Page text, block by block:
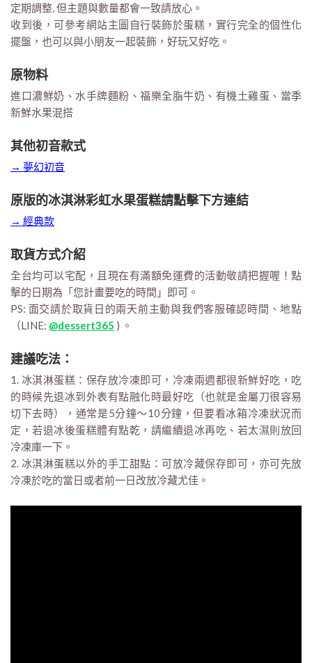
定期調整, 但主題與數量都會一致請放心。
收到後，可參考網站主圖自行裝飾於蛋糕，實行完全的個性化
擺盤，也可以與小朋友一起裝飾，好玩又好吃。
原物料
進口濃鮮奶、水手牌麵粉、福樂全脂牛奶、有機土雞蛋、當季
新鮮水果混搭
其他初音款式
→ 夢幻初音
原版的冰淇淋彩虹水果蛋糕請點擊下方連結
→ 經典款
取貨方式介紹
全台均可以宅配，且現在有滿額免運費的活動敬請把握喔！點
擊的日期為「您計畫要吃的時間」即可。
PS: 面交請於取貨日的兩天前主動與我們客服確認時間、地點
（LINE: @dessert365 ) 。
建議吃法：
1. 冰淇淋蛋糕：保存放冷凍即可，冷凍兩週都很新鮮好吃，吃
的時候先退冰到外表有點融化時最好吃（也就是金屬刀很容易
切下去時），通常是5分鐘～10分鐘，但要看冰箱冷凍狀況而
定，若退冰後蛋糕體有點乾，請繼續退冰再吃、若太濕則放回
冷凍庫一下。
2. 冰淇淋蛋糕以外的手工甜點：可放冷藏保存即可，亦可先放
冷凍於吃的當日或者前一日改放冷藏尤佳。